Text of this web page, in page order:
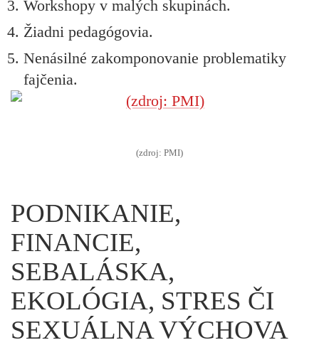
Workshopy v malých skupinách.
Žiadni pedagógovia.
Nenásilné zakomponovanie problematiky
fajčenia.
(zdroj: PMI)
PODNIKANIE,
FINANCIE,
SEBALÁSKA,
EKOLÓGIA, STRES ČI
SEXUÁLNA VÝCHOVA